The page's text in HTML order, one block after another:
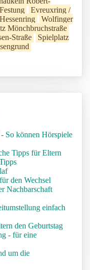
Evreuxring /
Hessenring
Wolfinger
Mönchbruchstraße
Straße
Spielplatz
So können Hörspiele
Tipps für Eltern
den Wechsel
Nachbarschaft
einfach
den Geburtstag
- für eine
um die